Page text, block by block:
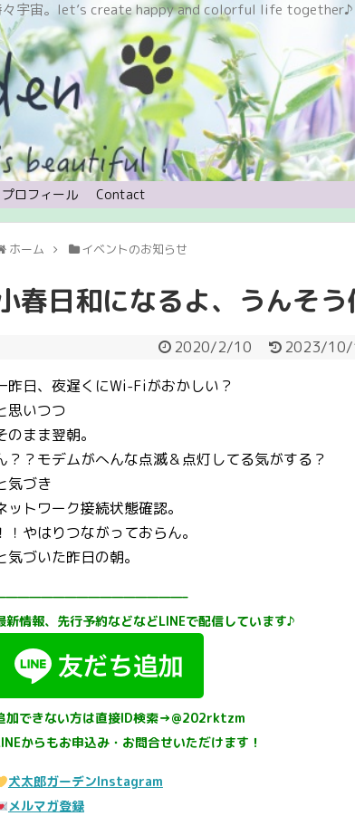
々宇宙。let’s create happy and colorful life together♪
プロフィール Contact
ホーム イベントのお知らせ
春日和になるよ、うんそ
2020/2/10 2023/
昨日、夜遅くにWi-Fiがおかしい？
思いつつ
のまま翌朝。
？？モデムがへんな点滅＆点灯してる気がする？
気づき
ットワーク接続状態確認。
！！やはりつながっておらん。
気づいた昨日の朝。
新情報、先行予約などなどLINEで配信しています♪
加できない方は直接ID検索→@202rktzm
からもお申込み・お問合せいただけます！
犬太郎ガーデンInstagram
メルマガ登録